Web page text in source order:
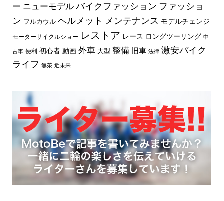
ー ニューモデル バイクファッション ファッショ
ン フルカウル ヘルメット メンテナンス モデルチェンジ
モーターサイクルショー レストア レース ロングツーリング 中
古車 便利 初心者 動画 外車 大型 整備 旧車 法律 激安バイク
ライフ 無茶 近未来